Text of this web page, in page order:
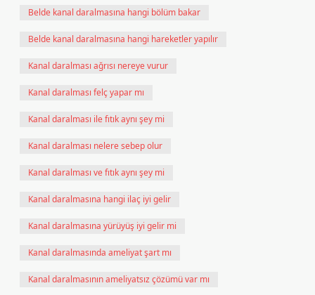
Belde kanal daralmasına hangi bölüm bakar
Belde kanal daralmasına hangi hareketler yapılır
Kanal daralması ağrısı nereye vurur
Kanal daralması felç yapar mı
Kanal daralması ile fıtık aynı şey mi
Kanal daralması nelere sebep olur
Kanal daralması ve fıtık aynı şey mi
Kanal daralmasına hangi ilaç iyi gelir
Kanal daralmasına yürüyüş iyi gelir mi
Kanal daralmasında ameliyat şart mı
Kanal daralmasının ameliyatsız çözümü var mı